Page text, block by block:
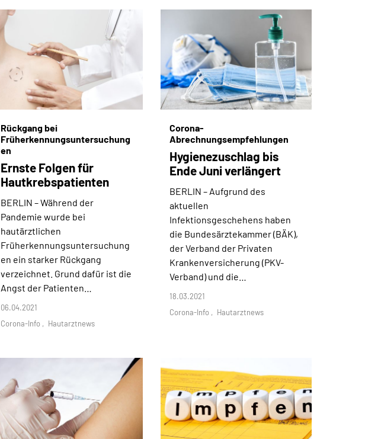
Rückgang bei
Früherkennungsuntersuchung
en
Ernste Folgen für
Hautkrebspatienten
BERLIN –Während der
Pandemie wurde bei
hautärztlichen
Früherkennungsuntersuchung
en ein starker Rückgang
verzeichnet. Grund dafür ist die
Angst der Patienten…
06.04.2021
Corona-Info
Hautarztnews
Corona-
Abrechnungsempfehlungen
Hygienezuschlag bis
Ende Juni verlängert
BERLIN – Aufgrund des
aktuellen
Infektionsgeschehens haben
die Bundesärztekammer (BÄK),
der Verband der Privaten
Krankenversicherung (PKV-
Verband) und die…
18.03.2021
Corona-Info
Hautarztnews